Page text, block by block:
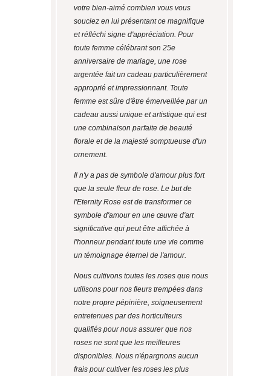
votre bien-aimé combien vous vous
souciez en lui présentant ce magnifique
et réfléchi signe d'appréciation. Pour
toute femme célébrant son 25e
anniversaire de mariage, une rose
argentée fait un cadeau particulièrement
approprié et impressionnant. Toute
femme est sûre d'être émerveillée par un
cadeau aussi unique et artistique qui est
une combinaison parfaite de beauté
florale et de la majesté somptueuse d'un
ornement.
Il n'y a pas de symbole d'amour plus fort
que la seule fleur de rose. Le but de
l'Eternity Rose est de transformer ce
symbole d'amour en une œuvre d'art
significative qui peut être affichée à
l'honneur pendant toute une vie comme
un témoignage éternel de l'amour.
Nous cultivons toutes les roses que nous
utilisons pour nos fleurs trempées dans
notre propre pépinière, soigneusement
entretenues par des horticulteurs
qualifiés pour nous assurer que nos
roses ne sont que les meilleures
disponibles. Nous n'épargnons aucun
frais pour cultiver les roses les plus